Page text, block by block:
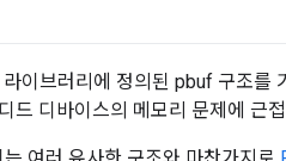
이브러리에 정의된 pbuf 구조를
드 디바이스의 메모리 문제에 근